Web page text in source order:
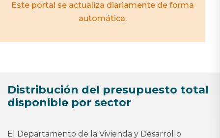
Este portal se actualiza diariamente de forma
automática.
Distribución del presupuesto total
disponible por sector
El Departamento de la Vivienda y Desarrollo